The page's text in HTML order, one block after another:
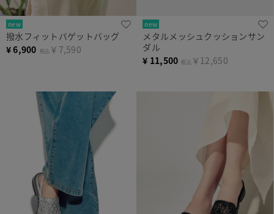
new
撥水フィットバゲットバッグ
¥6,900 税込 ￥7,590
new
メタルメッシュクッションサン
ダル
¥ 11,500 税込 ￥12,650